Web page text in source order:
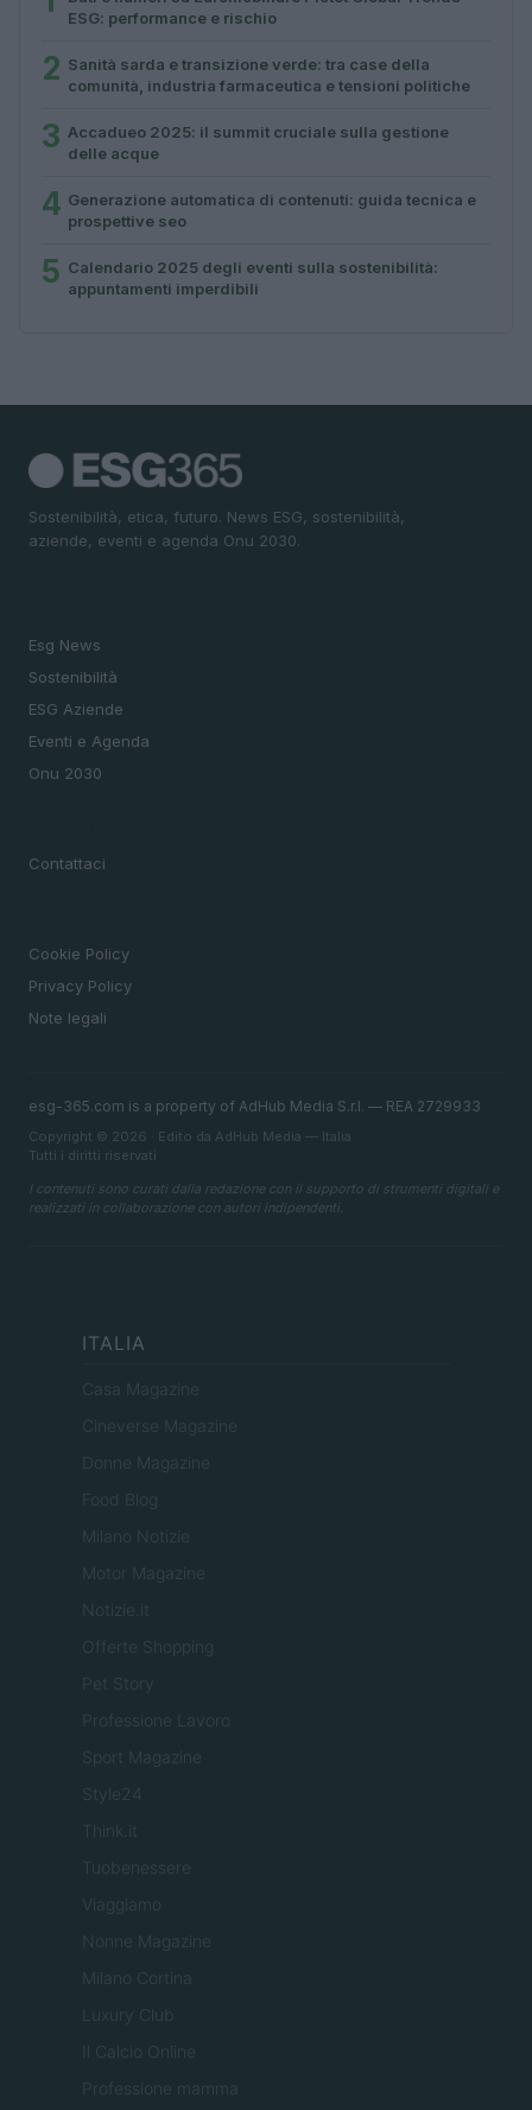
ESG: performance e rischio
2 Sanità sarda e transizione verde: tra case della
comunità, industria farmaceutica e tensioni politiche
3 Accadueo 2025: il summit cruciale sulla gestione
delle acque
4 Generazione automatica di contenuti: guida tecnica e
prospettive seo
5 Calendario 2025 degli eventi sulla sostenibilità:
appuntamenti imperdibili
Sostenibilità, etica, futuro. News ESG, sostenibilità,
aziende, eventi e agenda Onu 2030.
Esg News
Sostenibilità
ESG Aziende
Eventi e Agenda
Onu 2030
Contattaci
Cookie Policy
Privacy Policy
Note legali
esg-365.com is a property of AdHub Media S.r.l. — REA 2729933
Copyright © 2026 · Edito da AdHub Media — Italia
Tutti i diritti riservati
I contenuti sono curati dalla redazione con il supporto di strumenti digitali e
realizzati in collaborazione con autori indipendenti.
ITALIA
Casa Magazine
Cineverse Magazine
Donne Magazine
Food Blog
Milano Notizie
Motor Magazine
Notizie.it
Offerte Shopping
Pet Story
Professione Lavoro
Sport Magazine
Style24
Think.it
Tuobenessere
Viaggiamo
Nonne Magazine
Milano Cortina
Luxury Club
Il Calcio Online
Professione mamma